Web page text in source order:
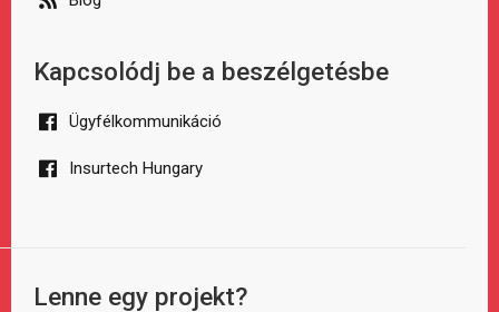
Kapcsolódj be a beszélgetésbe
Ügyfélkommunikáció
Insurtech Hungary
Lenne egy projekt?